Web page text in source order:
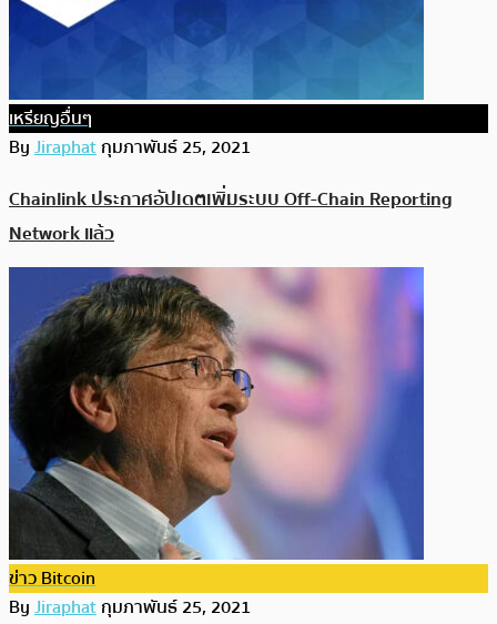
เหรียญอื่นๆ
ByJiraphatกุมภาพันธ์ 25, 2021
Chainlink ประกาศอัปเดตเพิ่มระบบ Off-Chain Reporting
Network แล้ว
ข่าว Bitcoin
ByJiraphatกุมภาพันธ์ 25, 2021